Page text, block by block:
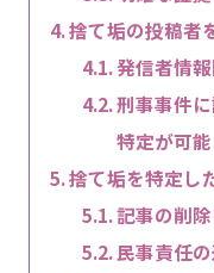
捨て垢の投稿者
発信者情
刑事事件
特定が可能
捨て垢を特定し
記事の削
民事責任